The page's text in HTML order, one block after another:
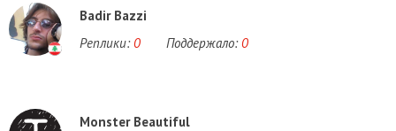
Badir Bazzi
Реплики: 0 Поддержало: 0
Monster Beautiful